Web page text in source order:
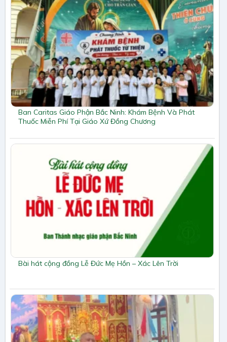
Ban Caritas Giáo Phận Bắc Ninh: Khám Bệnh Và Phát
Thuốc Miễn Phí Tại Giáo Xứ Đồng Chương
Bài hát cộng đồng Lễ Đức Mẹ Hồn – Xác Lên Trời